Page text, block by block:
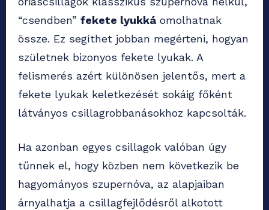
“csendben” fekete lyukká omolhatnak
össze. Ez segíthet jobban megérteni, hogyan
születnek bizonyos fekete lyukak. A
felismerés azért különösen jelentős, mert a
fekete lyukak keletkezését sokáig főként
látványos csillagrobbanásokhoz kapcsolták.
Ha azonban egyes csillagok valóban úgy
tűnnek el, hogy közben nem következik be
hagyományos szupernóva, az alapjaiban
árnyalhatja a csillagfejlődésről alkotott